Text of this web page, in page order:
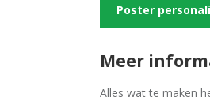
Poster
Meer
Alles wat te maken